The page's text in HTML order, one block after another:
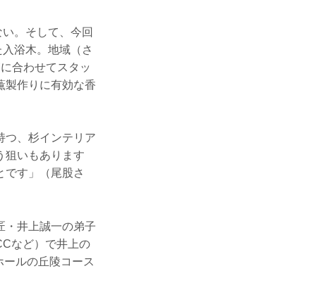
。そして、今回
浴木。地域（さ
合わせてスタッ
製作りに有効な香
つ、杉インテリア
狙いもあります
です」（尾股さ
・井上誠一の弟子
など）で井上の
ルの丘陵コース